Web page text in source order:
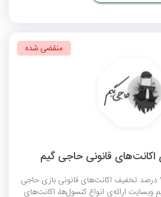
با وارد کردن کد تخفیف از 10 درصد تخفیف اکانت‌های قانونی بازی حاجی
وبسایت ارائه‌ی انواع کنسول‌ها، اکانت‌های
منقضی شده